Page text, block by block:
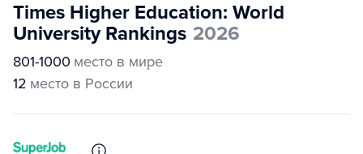
Times Higher Education: World
University Rankings 2026
801-1000 место в мире
12 место в России